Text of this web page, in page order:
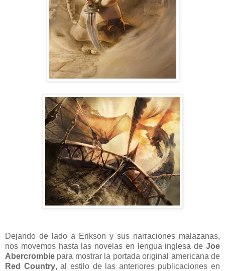
Dejando de lado a Erikson y sus narraciones malazanas,
nos movemos hasta las novelas en lengua inglesa de Joe
Abercrombie para mostrar la portada original americana de
Red Country, al estilo de las anteriores publicaciones en